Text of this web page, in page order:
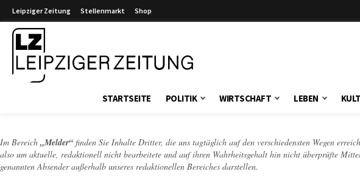
Leipziger Zeitung Stellenmarkt Shop
STARTSEITE POLITIK WIRTSCHAFT LEBEN
Im Bereich „Melder“ finden Sie Inhalte Dritter, die uns tagtäglich auf den verschiedensten Wegen
also um aktuelle, redaktionell nicht bearbeitete und auf ihren Wahrheitsgehalt hin nicht überprüfte
genannten Absender außerhalb unseres redaktionellen Bereiches darstellen.